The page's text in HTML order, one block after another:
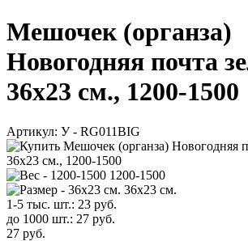
Мешочек (органза)
Новогодняя почта
36х23 см., 1200-1500
Артикул: У - RG011BIG
1200-1500
36х23 см.
1-5 тыс. шт.: 23 руб.
до 1000 шт.: 27 руб.
27 руб.